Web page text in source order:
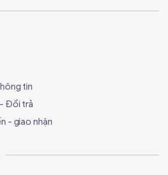
tin
- Đổi trả
- giao nhận